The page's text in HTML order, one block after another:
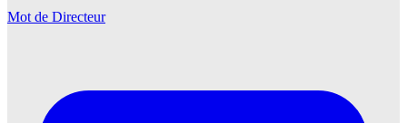
Mot de Directeur